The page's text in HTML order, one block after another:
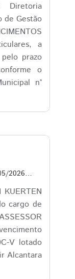
Diretoria
de Gestão
a
prazo
o
n°
2026
cargo de
V lotado
Alcantara